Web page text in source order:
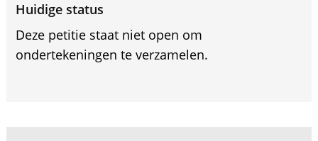
Huidige status
Deze petitie staat niet open om
ondertekeningen te verzamelen.